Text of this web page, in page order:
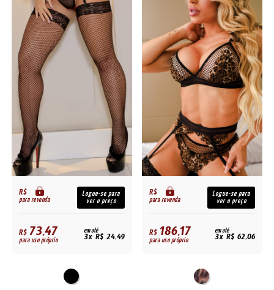
R$
para revenda
Logue-se para
ver o preço
R$73,47
para uso próprio
em até
3x R$ 24,49
R$
para revenda
Logue-se para
ver o preço
R$186,17
para uso próprio
em até
3x R$ 62,06